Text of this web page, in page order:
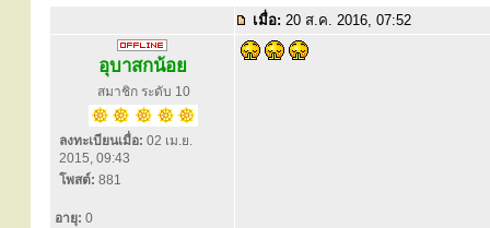
เมื่อ: 20 ส.ค. 2016, 07:52
อุบาสกน้อย
สมาชิก ระดับ 10
ลงทะเบียนเมื่อ: 02 เม.ย.
2015, 09:43
โพสต์: 881
อายุ: 0